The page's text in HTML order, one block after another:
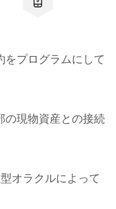
をプログラムにして
の現物資産との接続
オラクルによって